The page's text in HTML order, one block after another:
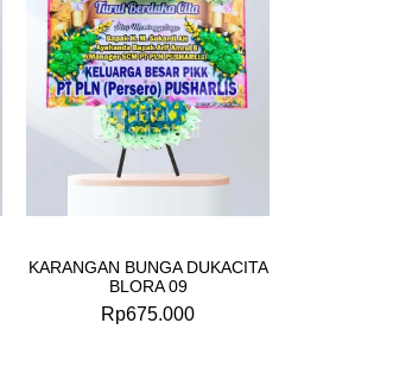
KARANGAN BUNGA DUKACITA
BLORA 09
Rp675.000